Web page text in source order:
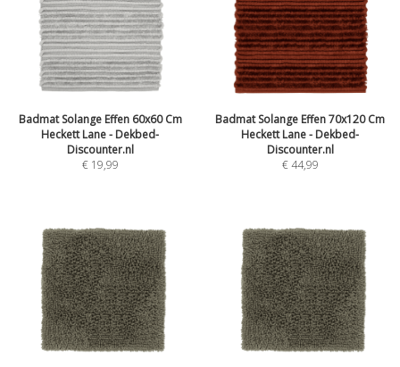
Badmat Solange Effen 60x60 Cm
Heckett Lane - Dekbed-
Discounter.nl
€ 19,99
Badmat Solange Effen 70x120 Cm
Heckett Lane - Dekbed-
Discounter.nl
€ 44,99